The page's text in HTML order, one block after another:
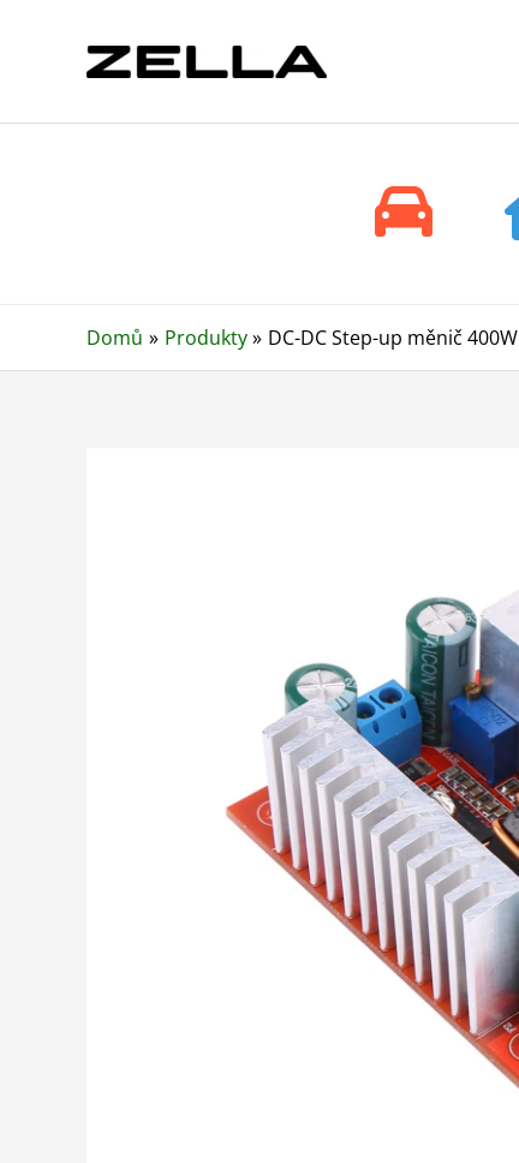
Domů Produkty DC-DC Step-up měnič